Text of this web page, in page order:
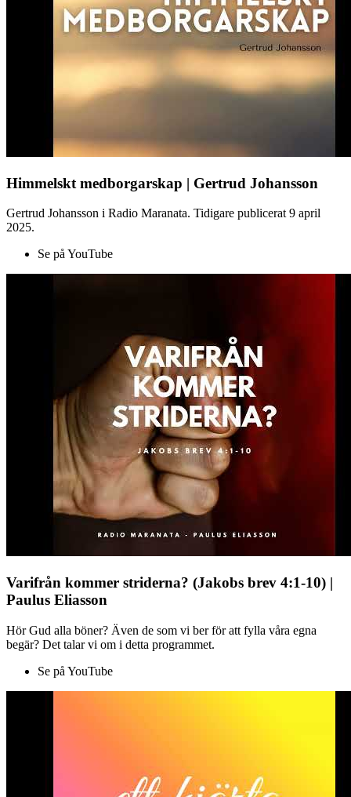
Himmelskt medborgarskap | Gertrud Johansson
Gertrud Johansson i Radio Maranata. Tidigare publicerat 9 april
2025.
Se på YouTube
Varifrån kommer striderna? (Jakobs brev 4:1-10) |
Paulus Eliasson
Hör Gud alla böner? Även de som vi ber för att fylla våra egna
begär? Det talar vi om i detta programmet.
Se på YouTube